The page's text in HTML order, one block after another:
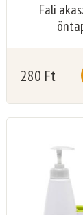
Fali
280 Ft